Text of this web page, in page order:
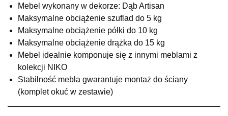
SALON MEBLOWY M JAK MEBLE
Salon meblowy
UL.BASZTOWA 3
76-100 SŁAWNO
Nr tel. 502668736
Adres e-mail:pph.catrin@wp.pl
Godziny otwarcia
Pn-Pt: 09:00-17:00, Sb: 09:00-13:00
679,00 zł
Mebel wykonany w dekorze: Dąb Artisan
Maksymalne obciążenie szuflad do 5 kg
Maksymalne obciążenie półki do 10 kg
Maksymalne obciążenie drążka do 15 kg
Mebel idealnie komponuje się z innymi meblami z
kolekcji NIKO
Stabilność mebla gwarantuje montaż do ściany
(komplet okuć w zestawie)